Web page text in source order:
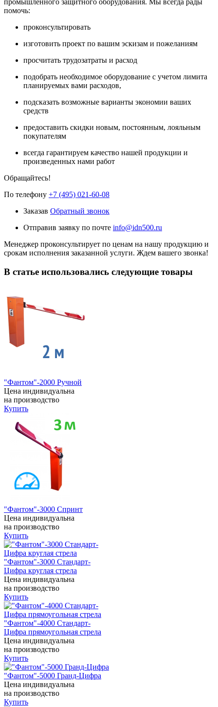
промышленного защитного оборудования. Мы всегда рады
помочь:
проконсультировать
изготовить проект по вашим эскизам и пожеланиям
просчитать трудозатраты и расход
подобрать необходимое оборудование с учетом лимита
планируемых вами расходов,
подсказать возможные варианты экономии ваших
средств
предоставить скидки новым, постоянным, лояльным
покупателям
всегда гарантируем качество нашей продукции и
произведенных нами работ
Обращайтесь!
По телефону +7 (495) 021-60-08
Заказав Обратный звонок
Отправив заявку по почте info@idn500.ru
Менеджер проконсультирует по ценам на нашу продукцию и
срокам исполнения заказанной услуги. Ждем вашего звонка!
В статье использовались следующие товары
"Фантом"-2000 Ручной
Цена индивидуальна
на производство
Купить
"Фантом"-3000 Спринт
Цена индивидуальна
на производство
Купить
"Фантом"-3000 Стандарт-
Цифра круглая стрела
Цена индивидуальна
на производство
Купить
"Фантом"-4000 Стандарт-
Цифра прямоугольная стрела
Цена индивидуальна
на производство
Купить
"Фантом"-5000 Гранд-Цифра
Цена индивидуальна
на производство
Купить